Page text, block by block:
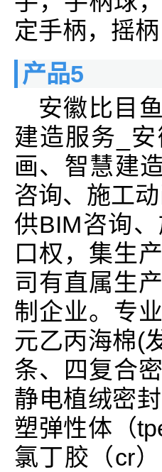
定手柄，摇
产品5
安徽比目
建造服务_
画、智慧建
咨询、施工
供BIM咨询
口权，集生
司有直属生
制企业。专
元乙丙海棉(
条、四复合
静电植绒密
塑弹性体（
氯丁胶（cr